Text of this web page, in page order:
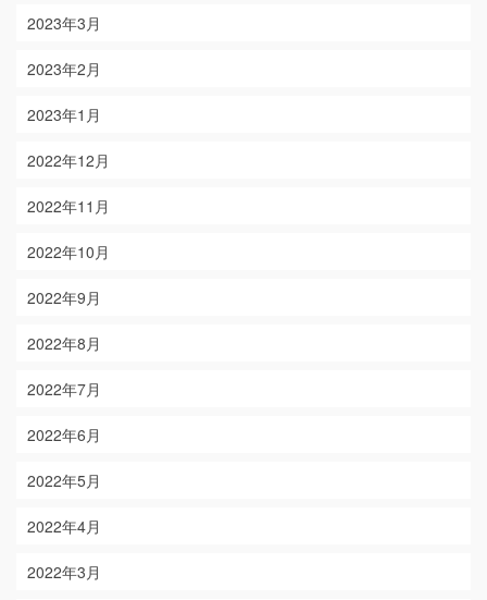
2023年3月
2023年2月
2023年1月
2022年12月
2022年11月
2022年10月
2022年9月
2022年8月
2022年7月
2022年6月
2022年5月
2022年4月
2022年3月